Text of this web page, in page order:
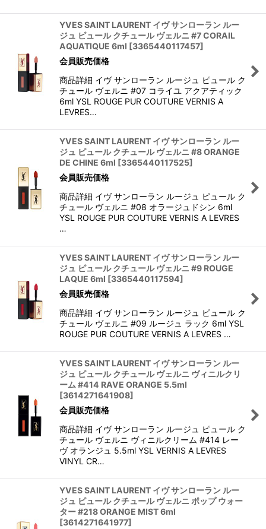
YVES SAINT LAURENT イヴ サンローラン ルー
ジュ ピュール クチュール ヴェルニ #7 CORAIL
AQUATIQUE 6ml [3365440117457]
会員販売価格
商品詳細 イヴ サンローラン ルージュ ピュール ク
チュール ヴェルニ #07 コライユ アクアティック
6ml YSL ROUGE PUR COUTURE VERNIS A
LEVRES…
YVES SAINT LAURENT イヴ サンローラン ルー
ジュ ピュール クチュール ヴェルニ #8 ORANGE
DE CHINE 6ml [3365440117525]
会員販売価格
商品詳細 イヴ サンローラン ルージュ ピュール ク
チュール ヴェルニ #08 オラージュドシン 6ml
YSL ROUGE PUR COUTURE VERNIS A LEVRES
…
YVES SAINT LAURENT イヴ サンローラン ルー
ジュ ピュール クチュール ヴェルニ #9 ROUGE
LAQUE 6ml [3365440117594]
会員販売価格
商品詳細 イヴ サンローラン ルージュ ピュール ク
チュール ヴェルニ #09 ルージュ ラック 6ml YSL
ROUGE PUR COUTURE VERNIS A LEVRES …
YVES SAINT LAURENT イヴ サンローラン ルー
ジュ ピュール クチュール ヴェルニ ヴィニルクリ
ーム #414 RAVE ORANGE 5.5ml
[3614271641908]
会員販売価格
商品詳細 イヴ サンローラン ルージュ ピュール ク
チュール ヴェルニ ヴィニルクリーム #414 レー
ヴ オランジュ 5.5ml YSL VERNIS A LEVRES
VINYL CR…
YVES SAINT LAURENT イヴ サンローラン ルー
ジュ ピュール クチュール ヴェルニ ポップ ウォー
ター #218 ORANGE MIST 6ml
[3614271641977]